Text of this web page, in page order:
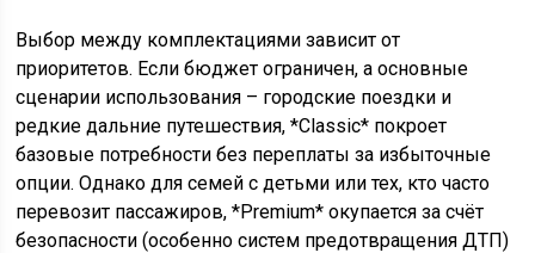
Выбор между комплектациями зависит от
приоритетов. Если бюджет ограничен, а основные
сценарии использования – городские поездки и
редкие дальние путешествия, *Classic* покроет
базовые потребности без переплаты за избыточные
опции. Однако для семей с детьми или тех, кто часто
перевозит пассажиров, *Premium* окупается за счёт
безопасности (особенно систем предотвращения ДТП)